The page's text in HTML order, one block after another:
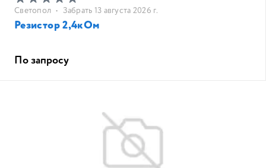
Светопол • Забрать 13 августа 2026 г.
Резистор 2,4кОм
По запросу